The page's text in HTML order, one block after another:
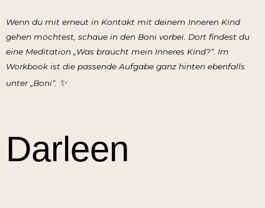
Wenn du mit erneut in Kontakt mit deinem Inneren Kind
gehen möchtest, schaue in den Boni vorbei. Dort findest du
eine Meditation „Was braucht mein Inneres Kind?“. Im
Workbook ist die passende Aufgabe ganz hinten ebenfalls
unter „Boni“. ✨
Darleen